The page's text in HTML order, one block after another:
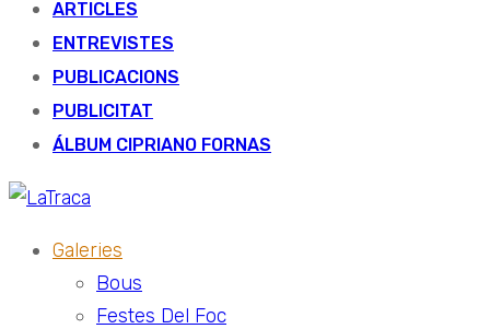
ARTICLES
ENTREVISTES
PUBLICACIONS
PUBLICITAT
ÁLBUM CIPRIANO FORNAS
Galeries
Bous
Festes Del Foc